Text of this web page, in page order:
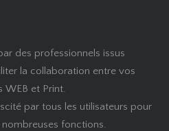
des professionnels issus
la collaboration entre vos
WEB et Print.
par tous les utilisateurs pour
nombreuses fonctions.